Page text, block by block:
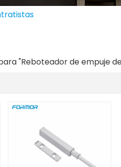
"Reboteador de empuje